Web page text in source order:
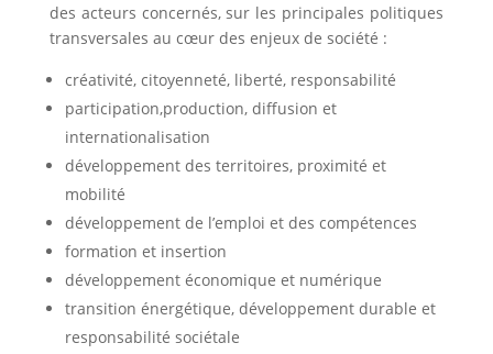
des acteurs concernés, sur les principales politiques
transversales au cœur des enjeux de société :
créativité, citoyenneté, liberté, responsabilité
participation,production, diffusion et
internationalisation
développement des territoires, proximité et
mobilité
développement de l’emploi et des compétences
formation et insertion
développement économique et numérique
transition énergétique, développement durable et
responsabilité sociétale